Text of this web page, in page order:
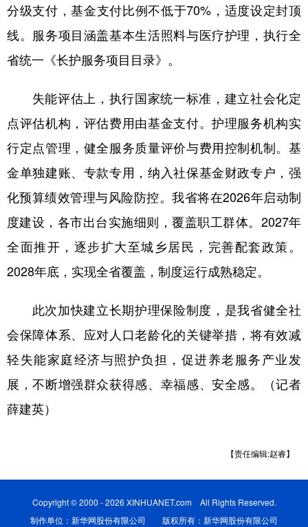
分级支付，基金支付比例不低于70%，适度设定封顶
线。服务项目涵盖基本生活照料与医疗护理，执行全
省统一《长护服务项目目录》。
失能评估上，执行国家统一标准，建立社会化定
点评估机构，评估费用由基金支付。护理服务机构实
行定点管理，健全服务质量评价与费用控制机制。基
金单独建账、专款专用，纳入社保基金财政专户，强
化预算绩效管理与风险防控。我省将在2026年启动制
度建设，各市出台实施细则，覆盖职工群体。2027年
全面推开，逐步扩大至城乡居民，完善配套政策。
2028年底，实现全省覆盖，制度运行成熟稳定。
此次加快建立长期护理保险制度，是我省健全社
会保障体系、应对人口老龄化的关键举措，将有效减
轻失能家庭经济与照护负担，促进养老服务产业发
展，不断增强群众获得感、幸福感、安全感。（记者
薛建英）
【责任编辑:赵睿】
Copyright © 2000 - 2026 XINHUANET.com All Rights Reserved.
制作单位：新华网股份有限公司 版权所有：新华网股份有限公司